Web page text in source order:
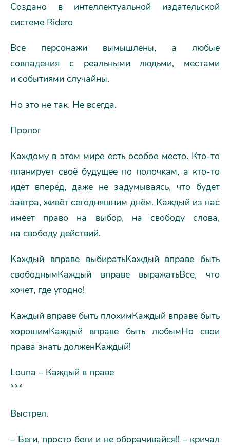
Создано в интеллектуальной издательской
системе Ridero
Все персонажи вымышлены, а любые
совпадения с реальными людьми, местами
и событиями случайны.
Но это не так. Не всегда.
Пролог
Каждому в этом мире есть особое место. Кто-то
планирует своё будущее по полочкам, а кто-то
идёт вперёд, даже не задумываясь, что будет
завтра, живёт сегодняшним днём. Каждый из нас
имеет право на выбор, на свободу слова,
на свободу действий.
Каждый вправе выбиратьКаждый вправе быть
свободнымКаждый вправе выражатьВсе, что
хочет, где угодно!
Каждый вправе быть плохимКаждый вправе быть
хорошимКаждый вправе быть любымНо свои
права знать долженКаждый!
Louna – Каждый в праве
***
Выстрел.
– Беги, просто беги и не оборачивайся!! – кричал